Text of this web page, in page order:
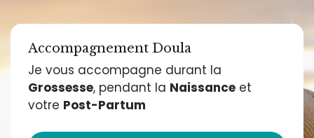
Accompagnement Doula
Je vous accompagne durant la
Grossesse, pendant la Naissance et
votre Post-Partum